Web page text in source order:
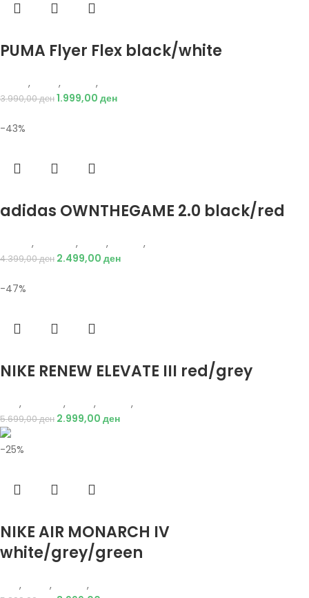
PUMA Flyer Flex black/white
, , ,
3.990,00ден1.999,00 ден
-43%
adidas OWNTHEGAME 2.0 black/red
, , , ,
4.399,00ден 2.499,00 ден
-47%
NIKE RENEW ELEVATE III red/grey
, , , ,
5.699,00ден 2.999,00 ден
-25%
NIKE AIR MONARCH IV
white/grey/green
, , ,